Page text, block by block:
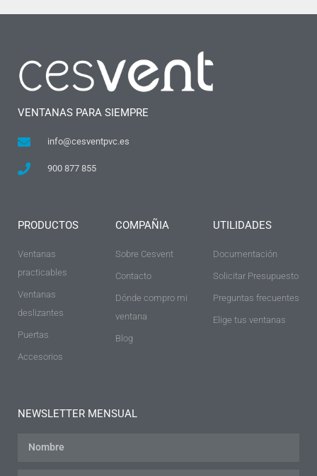
VENTANAS PARA SIEMPRE
info@cesventpvc.es
900 877 855
PRODUCTOS
Ventanas
practicables
Ventanas
deslizantes
Puertas
Accesorios
COMPAÑIA
Sobre Cesvent
Contacto
Dónde compro mi
ventana
Blog
UTILIDADES
Documentación
Solicitar Presupuesto
Preguntas frecuentes
Elige tus ventanas
NEWSLETTER MENSUAL